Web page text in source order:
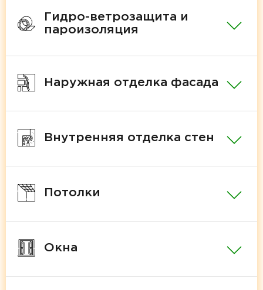
Гидро-ветрозащита и
пароизоляция
Наружная отделка фасада
Внутренняя отделка стен
Потолки
Окна